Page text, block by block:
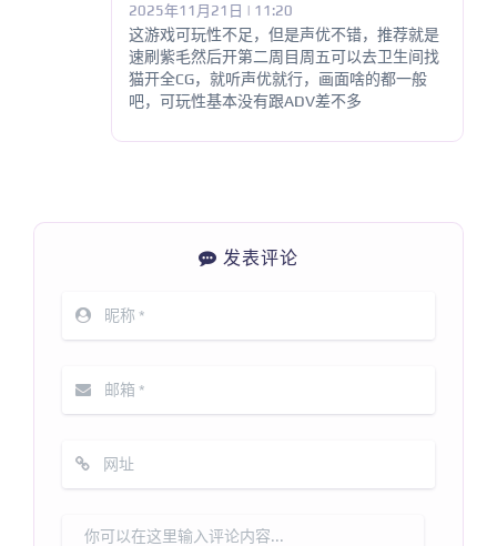
2025年11月21日 | 11:20
这游戏可玩性不足，但是声优不错，推荐就是
速刷紫毛然后开第二周目周五可以去卫生间找
猫开全CG，就听声优就行，画面啥的都一般
吧，可玩性基本没有跟ADV差不多
发表评论